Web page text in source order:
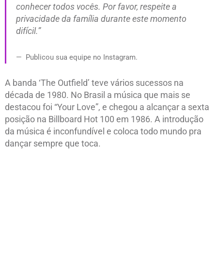
conhecer todos vocês. Por favor, respeite a
privacidade da família durante este momento
difícil.”
Publicou sua equipe no Instagram.
A banda ‘The Outfield’ teve vários sucessos na
década de 1980. No Brasil a música que mais se
destacou foi “Your Love”, e chegou a alcançar a sexta
posição na Billboard Hot 100 em 1986. A introdução
da música é inconfundível e coloca todo mundo pra
dançar sempre que toca.